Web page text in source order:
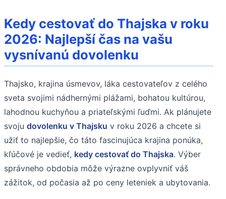
Kedy cestovať do Thajska v roku
2026: Najlepší čas na vašu
vysnívanú dovolenku
Thajsko, krajina úsmevov, láka cestovateľov z celého
sveta svojimi nádhernými plážami, bohatou kultúrou,
lahodnou kuchyňou a priateľskými ľuďmi. Ak plánujete
svoju dovolenku v Thajsku v roku 2026 a chcete si
užiť to najlepšie, čo táto fascinujúca krajina ponúka,
kľúčové je vedieť, kedy cestovať do Thajska. Výber
správneho obdobia môže výrazne ovplyvniť váš
zážitok, od počasia až po ceny leteniek a ubytovania.